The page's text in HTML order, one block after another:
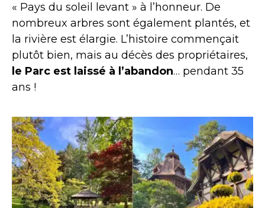
« Pays du soleil levant » à l’honneur. De
nombreux arbres sont également plantés, et
la rivière est élargie. L’histoire commençait
plutôt bien, mais au décès des propriétaires,
le Parc est laissé à l’abandon… pendant 35
ans !